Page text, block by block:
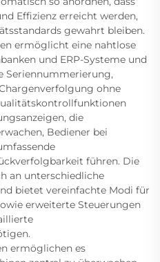
Effizienz erreicht werden,
gewahrt bleiben.
ermöglicht eine nahtlose
und ERP-Systeme und
Seriennummerierung,
ohne
die
Bediener bei
führen. Die
an unterschiedliche
bietet vereinfachte Modi für
erweiterte Steuerungen
ermöglichen es